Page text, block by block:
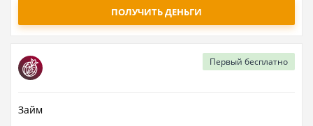
ПОЛУЧИТЬ ДЕНЬГИ
Займ
Первый бесплатно